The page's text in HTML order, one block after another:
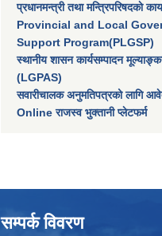
प्रधानमन्त्री तथा मन्त्रिपरिषदकाे
Provincial and Local
Support Program(PLGSP)
स्थानीय शासन कार्यसम्पादन
(LGPAS)
सवारीचालक अनुमतिपत्रको लागि
Online राजस्व भुक्तानी प्लेटफर्म
सम्पर्क विवरण